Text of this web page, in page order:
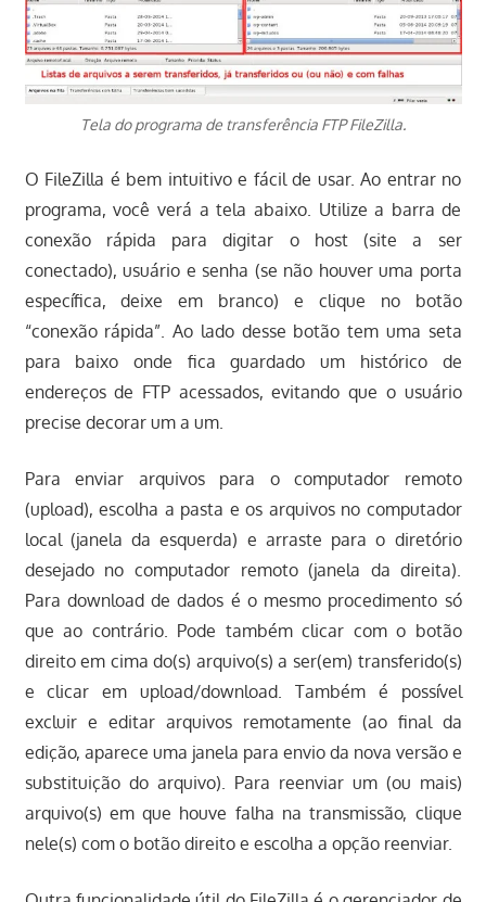
Tela do programa de transferência FTP FileZilla.
O FileZilla é bem intuitivo e fácil de usar. Ao entrar no
programa, você verá a tela abaixo. Utilize a barra de
conexão rápida para digitar o host (site a ser
conectado), usuário e senha (se não houver uma porta
específica, deixe em branco) e clique no botão
“conexão rápida”. Ao lado desse botão tem uma seta
para baixo onde fica guardado um histórico de
endereços de FTP acessados, evitando que o usuário
precise decorar um a um.
Para enviar arquivos para o computador remoto
(upload), escolha a pasta e os arquivos no computador
local (janela da esquerda) e arraste para o diretório
desejado no computador remoto (janela da direita).
Para download de dados é o mesmo procedimento só
que ao contrário. Pode também clicar com o botão
direito em cima do(s) arquivo(s) a ser(em) transferido(s)
e clicar em upload/download. Também é possível
excluir e editar arquivos remotamente (ao final da
edição, aparece uma janela para envio da nova versão e
substituição do arquivo). Para reenviar um (ou mais)
arquivo(s) em que houve falha na transmissão, clique
nele(s) com o botão direito e escolha a opção reenviar.